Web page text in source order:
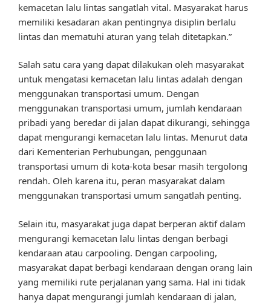
kemacetan lalu lintas sangatlah vital. Masyarakat harus
memiliki kesadaran akan pentingnya disiplin berlalu
lintas dan mematuhi aturan yang telah ditetapkan.”
Salah satu cara yang dapat dilakukan oleh masyarakat
untuk mengatasi kemacetan lalu lintas adalah dengan
menggunakan transportasi umum. Dengan
menggunakan transportasi umum, jumlah kendaraan
pribadi yang beredar di jalan dapat dikurangi, sehingga
dapat mengurangi kemacetan lalu lintas. Menurut data
dari Kementerian Perhubungan, penggunaan
transportasi umum di kota-kota besar masih tergolong
rendah. Oleh karena itu, peran masyarakat dalam
menggunakan transportasi umum sangatlah penting.
Selain itu, masyarakat juga dapat berperan aktif dalam
mengurangi kemacetan lalu lintas dengan berbagi
kendaraan atau carpooling. Dengan carpooling,
masyarakat dapat berbagi kendaraan dengan orang lain
yang memiliki rute perjalanan yang sama. Hal ini tidak
hanya dapat mengurangi jumlah kendaraan di jalan,